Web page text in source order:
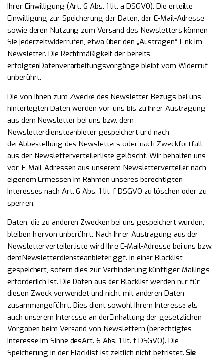
Ihrer Einwilligung (Art. 6 Abs. 1 lit. a DSGVO). Die erteilte
Einwilligung zur Speicherung der Daten, der E-Mail-Adresse
sowie deren Nutzung zum Versand des Newsletters können
Sie jederzeitwiderrufen, etwa über den „Austragen“-Link im
Newsletter. Die Rechtmäßigkeit der bereits
erfolgtenDatenverarbeitungsvorgänge bleibt vom Widerruf
unberührt.
Die von Ihnen zum Zwecke des Newsletter-Bezugs bei uns
hinterlegten Daten werden von uns bis zu Ihrer Austragung
aus dem Newsletter bei uns bzw. dem
Newsletterdiensteanbieter gespeichert und nach
derAbbestellung des Newsletters oder nach Zweckfortfall
aus der Newsletterverteilerliste gelöscht. Wir behalten uns
vor, E-Mail-Adressen aus unserem Newsletterverteiler nach
eigenem Ermessen im Rahmen unseres berechtigten
Interesses nach Art. 6 Abs. 1 lit. f DSGVO zu löschen oder zu
sperren.
Daten, die zu anderen Zwecken bei uns gespeichert wurden,
bleiben hiervon unberührt. Nach Ihrer Austragung aus der
Newsletterverteilerliste wird Ihre E-Mail-Adresse bei uns bzw.
demNewsletterdiensteanbieter ggf. in einer Blacklist
gespeichert, sofern dies zur Verhinderung künftiger Mailings
erforderlich ist. Die Daten aus der Blacklist werden nur für
diesen Zweck verwendet und nicht mit anderen Daten
zusammengeführt. Dies dient sowohl Ihrem Interesse als
auch unserem Interesse an derEinhaltung der gesetzlichen
Vorgaben beim Versand von Newslettern (berechtigtes
Interesse im Sinne desArt. 6 Abs. 1 lit. f DSGVO). Die
Speicherung in der Blacklist ist zeitlich nicht befristet. Sie